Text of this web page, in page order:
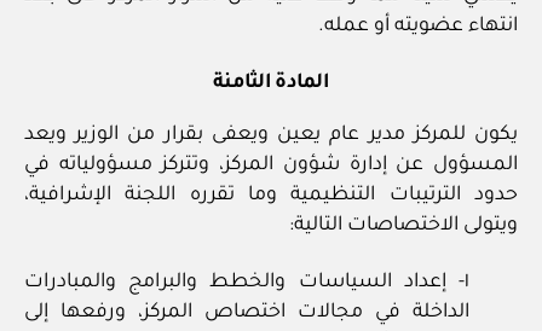
انتهاء عضويته أو عمله.
المادة الثامنة
يكون للمركز مدير عام يعين ويعفى بقرار من الوزير ويعد
المسؤول عن إدارة شؤون المركز، وتتركز مسؤولياته في
حدود الترتيبات التنظيمية وما تقرره اللجنة الإشرافية،
ويتولى الاختصاصات التالية:
١- إعداد السياسات والخطط والبرامج والمبادرات
الداخلة في مجالات اختصاص المركز، ورفعها إلى